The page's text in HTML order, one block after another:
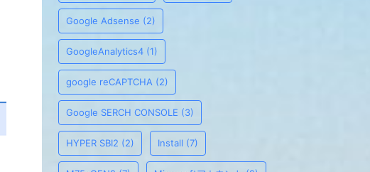
Google Adsense (2)
GoogleAnalytics4 (1)
google reCAPTCHA (2)
Google SERCH CONSOLE (3)
HYPER SBI2 (2) Install (7)